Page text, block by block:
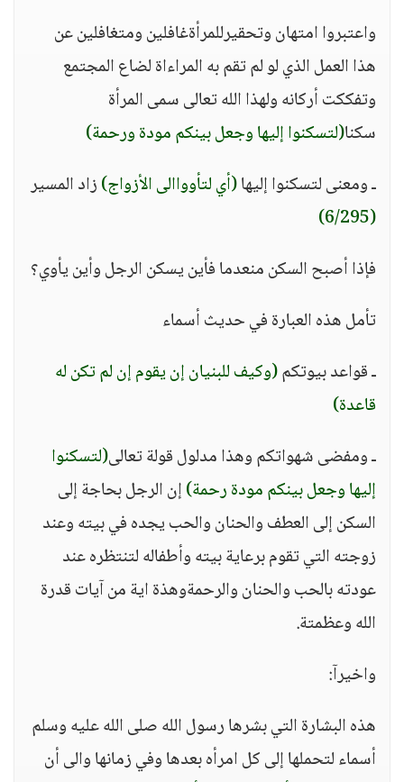
واعتبروا امتهان وتحقيرللمرأةغافلين ومتغافلين عن
هذا العمل الذي لو لم تقم به المراءاة لضاع المجتمع
وتفككت أركانه ولهذا الله تعالى سمى المرأة
سكنا(لتسكنوا إليها وجعل بينكم مودة ورحمة)
ـ ومعنى لتسكنوا إليها(أي لتأوواالى الأزواج)زاد المسير
(6/295)
فإذا أصبح السكن منعدما فأين يسكن الرجل وأين يأوي؟
تأمل هذه العبارة في حديث أسماء
ـ قواعد بيوتكم(وكيف للبنيان إن يقوم إن لم تكن له
قاعدة)
ـ ومفضى شهواتكم وهذا مدلول قولة تعالى(لتسكنوا
إليها وجعل بينكم مودة رحمة)إن الرجل بحاجة إلى
السكن إلى العطف والحنان والحب يجده في بيته وعند
زوجته التي تقوم برعاية بيته وأطفاله لتنتظره عند
عودته بالحب والحنان والرحمةوهذة اية من آيات قدرة
الله وعظمتة.
واخيرآ:
هذه البشارة التي بشرها رسول الله صلى الله عليه وسلم
أسماء لتحملها إلى كل امرأه بعدها وفي زمانها والى أن